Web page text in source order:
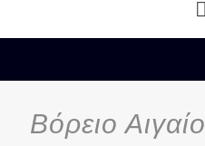
Βόρειο Αιγαίο